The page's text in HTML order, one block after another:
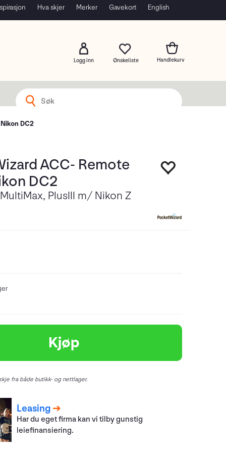
Hva skjer Merker Gavekort English
Logg inn
DC2
ACC- Remote
DC2
PlusIII m/ Nikon Z
Kjøp
fra både butikk- og nettlager.
Leasing
Har du eget firma kan vi tilby gunstig
leiefinansiering.